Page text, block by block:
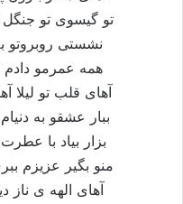
تو گیسوی تو
نشستی
همه عمرمو
آهای قلب تو
ببار عشقو به
بزار بیاد با
منو بگیر عزیزم
آهای الهه ی